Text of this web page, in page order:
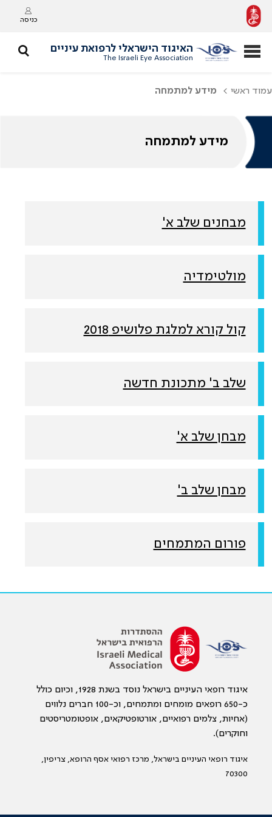
כניסה
האיגוד הישראלי לרפואת עיניים
The Israeli Eye Association
עמוד ראשי מידע למתמחה
מידע למתמחה
מבחנים שלב א'
מולטימדיה
קול קורא למלגת פלושיפ 2018
שלב ב' מתכונת חדשה
מבחן שלב א'
מבחן שלב ב'
פורום המתמחים
איגוד רופאי העיניים בישראל נוסד בשנת 1928, וכיום כולל
כ-650 רופאים מומחים ומתמחים, וכ-100 חברים נלווים
(אחיות, צלמים רפואיים, אורטופטיקאים, אופטומטריסטים
וחוקרים).
איגוד רופאי העיניים בישראל, מרכז רפואי אסף הרופא, צריפין,
70300